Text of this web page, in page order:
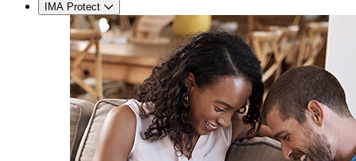
IMA Protect